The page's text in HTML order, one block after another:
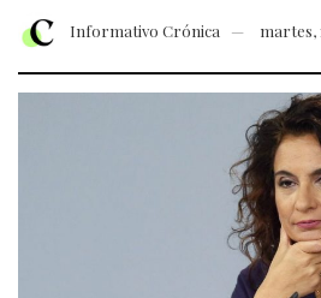
Informativo Crónica martes,